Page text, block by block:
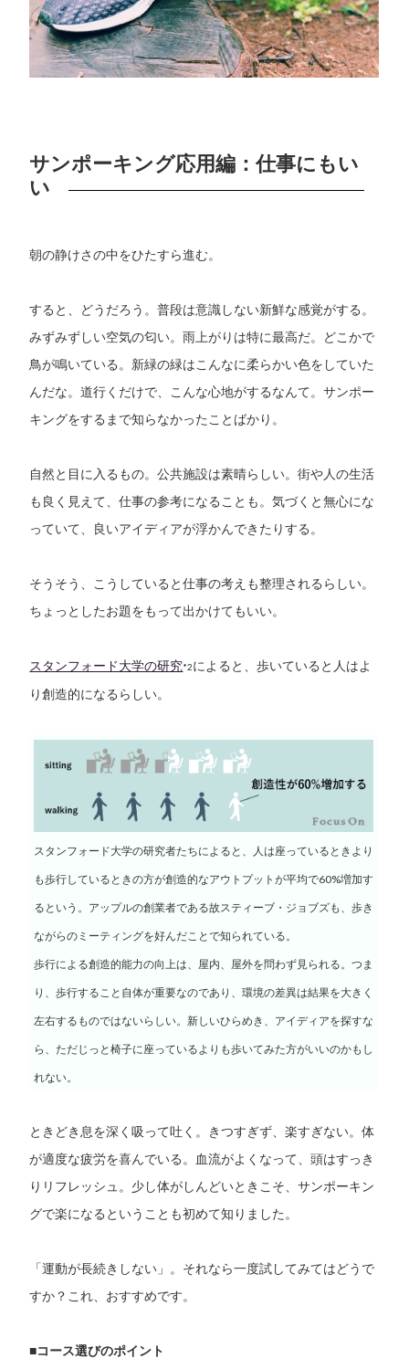
サンポーキング応用編：仕事にもい
い
朝の静けさの中をひたすら進む。
すると、どうだろう。普段は意識しない新鮮な感覚がする。
みずみずしい空気の匂い。雨上がりは特に最高だ。どこかで
鳥が鳴いている。新緑の緑はこんなに柔らかい色をしていた
んだな。道行くだけで、こんな心地がするなんて。サンポー
キングをするまで知らなかったことばかり。
自然と目に入るもの。公共施設は素晴らしい。街や人の生活
も良く見えて、仕事の参考になることも。気づくと無心にな
っていて、良いアイディアが浮かんできたりする。
そうそう、こうしていると仕事の考えも整理されるらしい。
ちょっとしたお題をもって出かけてもいい。
スタンフォード大学の研究*2によると、歩いていると人はよ
り創造的になるらしい。
スタンフォード大学の研究者たちによると、人は座っているときより
も歩行しているときの方が創造的なアウトプットが平均で60%増加す
るという。アップルの創業者である故スティーブ・ジョブズも、歩き
ながらのミーティングを好んだことで知られている。
歩行による創造的能力の向上は、屋内、屋外を問わず見られる。つま
り、歩行すること自体が重要なのであり、環境の差異は結果を大きく
左右するものではないらしい。新しいひらめき、アイディアを探すな
ら、ただじっと椅子に座っているよりも歩いてみた方がいいのかもし
れない。
ときどき息を深く吸って吐く。きつすぎず、楽すぎない。体
が適度な疲労を喜んでいる。血流がよくなって、頭はすっき
りリフレッシュ。少し体がしんどいときこそ、サンポーキン
グで楽になるということも初めて知りました。
「運動が長続きしない」。それなら一度試してみてはどうで
すか？これ、おすすめです。
■コース選びのポイント